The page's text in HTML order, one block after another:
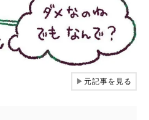
▶元記事を見る